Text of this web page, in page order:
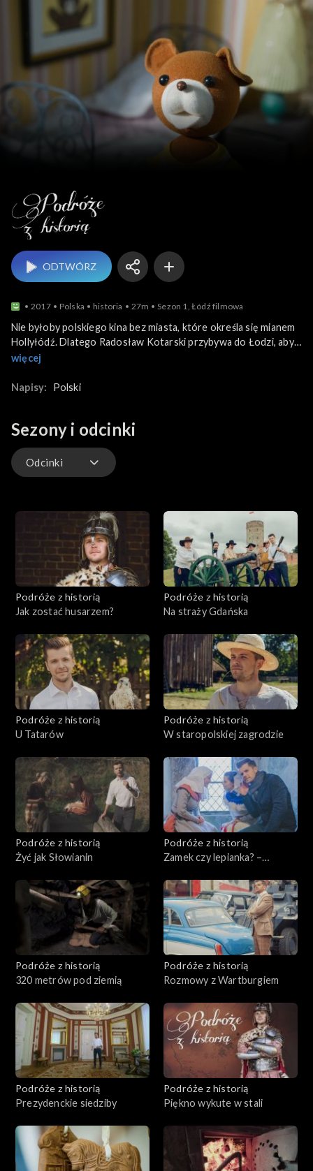
ODTWÓRZ
2017 Polska historia 27m Sezon 1, Łódź filmowa
Nie byłoby polskiego kina bez miasta, które określa się mianem
Hollyłódź. Dlatego Radosław Kotarski przybywa do Łodzi, aby
poznać tajniki historycznych produkcji filmowych. Przygląda się
pierwsze ruchome obrazy i tworzy własną animację w
więcej
Napisy: Polski
Sezony i odcinki
Odcinki
Podróże z historią
Jak zostać husarzem?
Podróże z historią
Na straży Gdańska
Podróże z historią
U Tatarów
Podróże z historią
W staropolskiej zagrodzie
Podróże z historią
Żyć jak Słowianin
Podróże z historią
Zamek czy lepianka? –
Podróże z historią
320 metrów pod ziemią
Podróże z historią
Rozmowy z Wartburgiem
Podróże z historią
Prezydenckie siedziby
Podróże z historią
Piękno wykute w stali